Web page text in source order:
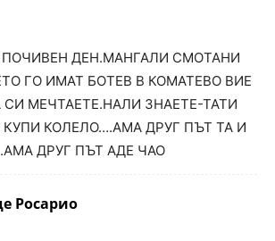
ДЕН.МАНГАЛИ СМОТАНИ
ГО ИМАТ БОТЕВ В КОМАТЕВО ВИЕ
МЕЧТАЕТЕ.НАЛИ ЗНАЕТЕ-ТАТИ
КОЛЕЛО….АМА ДРУГ ПЪТ ТА И
ДРУГ ПЪТ АДЕ ЧАО
Росарио